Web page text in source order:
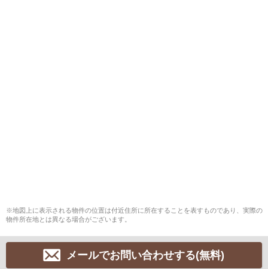
※地図上に表示される物件の位置は付近住所に所在することを表すものであり、実際の
物件所在地とは異なる場合がございます。
メールでお問い合わせする(無料)